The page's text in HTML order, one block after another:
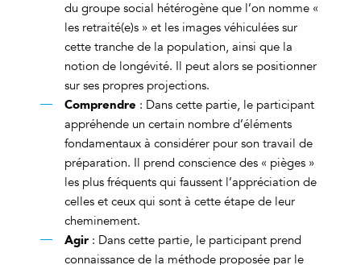
du groupe social hétérogène que l’on nomme «
les retraité(e)s » et les images véhiculées sur
cette tranche de la population, ainsi que la
notion de longévité. Il peut alors se positionner
sur ses propres projections.
Comprendre : Dans cette partie, le participant
appréhende un certain nombre d’éléments
fondamentaux à considérer pour son travail de
préparation. Il prend conscience des « pièges »
les plus fréquents qui faussent l’appréciation de
celles et ceux qui sont à cette étape de leur
cheminement.
Agir : Dans cette partie, le participant prend
connaissance de la méthode proposée par le